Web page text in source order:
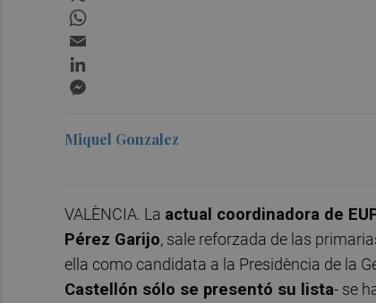
Miquel Gonzalez
VALÈNCIA. La actual coordinadora de
Pérez Garijo, sale reforzada de las
ella como candidata a la Presidència de la
Castellón sólo se presentó su lista- se